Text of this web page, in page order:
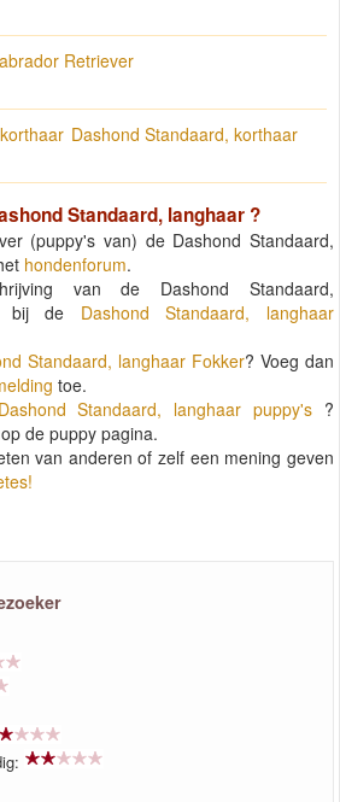
Retriever
Dashond Standaard, korthaar
Standaard, langhaar ?
(puppy's van) de Dashond Standaard,
hondenforum.
van de Dashond Standaard,
bij de Dashond Standaard, langhaar
Standaard, langhaar Fokker? Voeg dan
toe.
Dashond Standaard, langhaar puppy's ?
de puppy pagina.
van anderen of zelf een mening geven